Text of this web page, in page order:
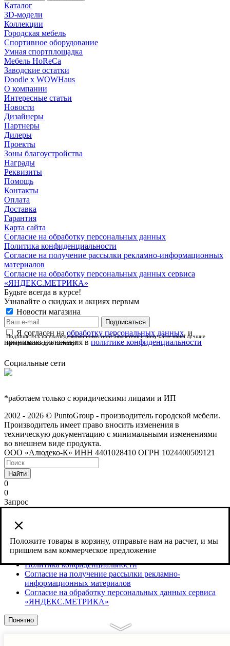
Каталог
3D-модели
Коллекции
Городская мебель
Спортивное оборудование
Умная спортплощадка
Мебель HoReCa
Заводские остатки
Doodle x WOWHaus
О компании
Интересные статьи
Новости
Дизайнеры
Партнеры
Дилеры
Проекты
Зоны благоустройства
Награды
Реквизиты
Помощь
Контакты
Оплата
Доставка
Гарантия
Карта сайта
Согласие на обработку персональных данных
Политика конфиденциальности
Согласие на получение рассылки рекламно-информационных
материалов
Согласие на обработку персональных данных сервиса
«ЯНДЕКС.МЕТРИКА»
Будьте всегда в курсе!
Узнавайте о скидках и акциях первым
Новости магазина
Я согласен на обработку персональных данных, и
принимаю положения в политике конфиденциальности
Подпишитесь на еженедельный новостной бюллетень и получайте наши лучшие
материалы каждую пятницу!
Социальные сети
*работаем только с юридическими лицами и ИП
2002 - 2026 © PuntoGroup - производитель городской мебели.
Производитель имеет право вносить изменения в
техническую документацию с минимальными изменениями
во внешнем виде продукта.
ООО «Алюдеко-К» ИНН 4401028410 ОГРН 1024400509121
Найти
0
0
Запрос
Положите товары в корзину, отправьте нам на расчет, и мы
пришлем вам коммерческое предложение
Сайт использует cookies и сервис веб-аналитики Яндекс
Метрика, предоставляемый компанией ООО «ЯНДЕКС»,
119021, Россия, Москва, ул. Л. Толстого, 16.
Согласие на обработку персональных данных
Политика конфиденциальности
Согласие на получение рассылки рекламно-
информационных материалов
Согласие на обработку персональных данных сервиса
«ЯНДЕКС.МЕТРИКА»
Понятно